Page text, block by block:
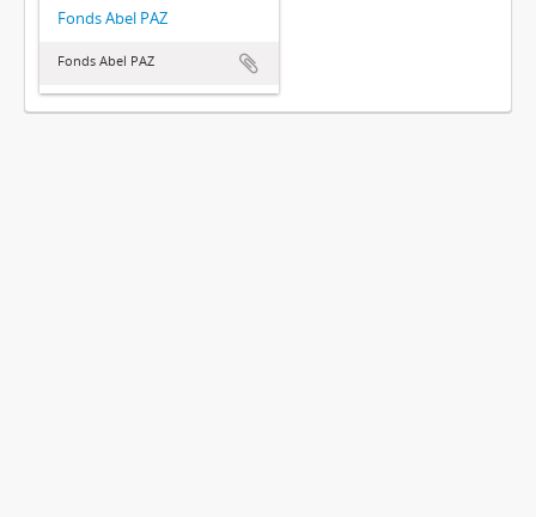
Fonds Abel PAZ
Fonds Abel PAZ